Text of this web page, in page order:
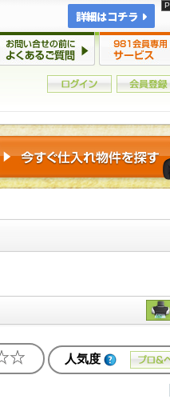
詳細はコチラ
人気度